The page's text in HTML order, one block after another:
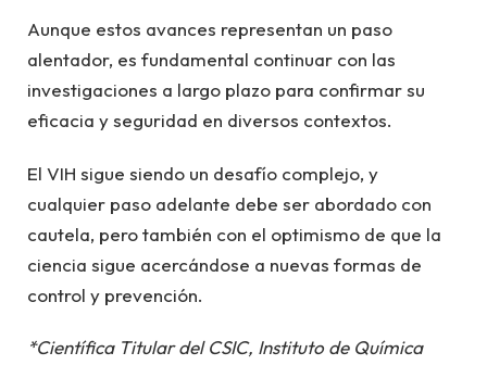
Aunque estos avances representan un paso
alentador, es fundamental continuar con las
investigaciones a largo plazo para confirmar su
eficacia y seguridad en diversos contextos.
El VIH sigue siendo un desafío complejo, y
cualquier paso adelante debe ser abordado con
cautela, pero también con el optimismo de que la
ciencia sigue acercándose a nuevas formas de
control y prevención.
*Científica Titular del CSIC, Instituto de Química